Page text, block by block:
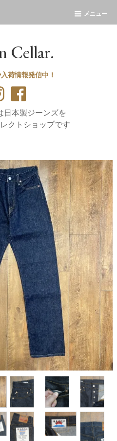
メニュー
Cellar.
荷情報発信中！
日本製ジーンズを
クトショップです